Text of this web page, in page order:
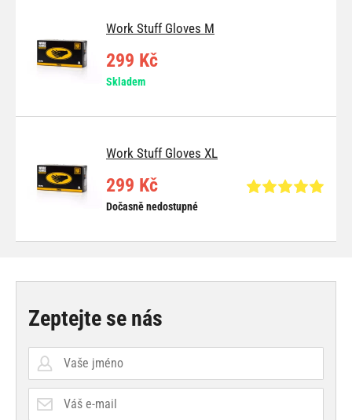
Work Stuff Gloves M
299 Kč
Skladem
Work Stuff Gloves XL
299 Kč
Dočasně nedostupné
Zeptejte se nás